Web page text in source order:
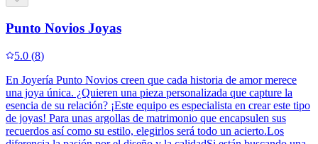
Punto Novios Joyas
5.0 (8)
En Joyería Punto Novios creen que cada historia de amor merece
una joya única. ¿Quieren una pieza personalizada que capture la
esencia de su relación? ¡Este equipo es especialista en crear este tipo
de joyas! Para unas argollas de matrimonio que encapsulen sus
recuerdos así como su estilo, elegirlos será todo un acierto.Los